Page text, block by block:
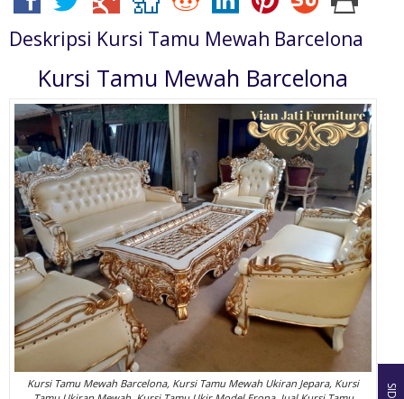
Deskripsi Kursi Tamu Mewah Barcelona
Kursi Tamu Mewah Barcelona
Kursi Tamu Mewah Barcelona, Kursi Tamu Mewah Ukiran Jepara, Kursi